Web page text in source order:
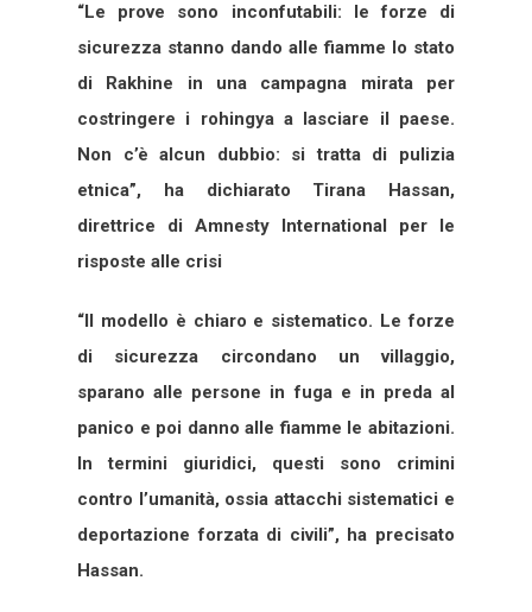
“Le prove sono inconfutabili: le forze di
sicurezza stanno dando alle fiamme lo stato
di Rakhine in una campagna mirata per
costringere i rohingya a lasciare il paese.
Non c’è alcun dubbio: si tratta di pulizia
etnica”, ha dichiarato Tirana Hassan,
direttrice di Amnesty International per le
risposte alle crisi
“Il modello è chiaro e sistematico. Le forze
di sicurezza circondano un villaggio,
sparano alle persone in fuga e in preda al
panico e poi danno alle fiamme le abitazioni.
In termini giuridici, questi sono crimini
contro l’umanità, ossia attacchi sistematici e
deportazione forzata di civili”, ha precisato
Hassan.